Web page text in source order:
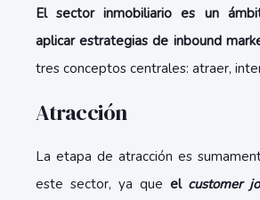
El sector inmobiliario es un
aplicar estrategias de inbound
tres conceptos centrales: atraer,
Atracción
La etapa de atracción es
este sector, ya que elcustomer